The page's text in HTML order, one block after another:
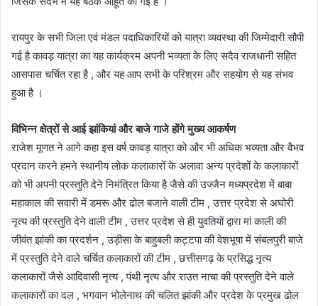
रायपुर के सभी जिला एवं मंडल पदाधिकारियों को यात्रा व्यवस्था की जिम्मेदारी सौपी
गई है कावड़ यात्रा का यह कार्यक्रम अपनी भव्यता के लिए सदैव राजधानी सहित
आसपास चर्चित रहा है , और यह आप सभी के परिश्रम और सहयोग से यह संभव
हुआ है ।
विभिन्न क्षेत्रों से आई झांकियां और बाजे गाजे होंगे मुख्य आकर्षण
राजेश मूणत ने आगे कहा इस वर्ष कावड़ यात्रा को और भी अधिक भव्यता और वैभव
प्रदान करने हमने स्थानीय लोक कलाकारों के अलावा अन्य प्रदेशों के कलाकारों
को भी अपनी प्रस्तुति देने निमंत्रित किया है जैसे की उज्जैन मध्यप्रदेश में बाबा
महाकाल की सवारी में डमरू और ढोल बजाने वाली टीम , उत्तर प्रदेश से अघोरी
नृत्य की प्रस्तुति देने वाली टीम , उत्तर प्रदेश से ही युवतियों द्वारा मां काली की
जीवंत झांकी का प्रदर्शन , उड़ीसा के बाहुबली कट्टपा की वेशभूषा में संबलपुरी बाजे
में प्रस्तुति देने वाले चर्चित कलाकारों की टीम , छत्तीसगढ़ के प्रसिद्ध नृत्य
कलाकारों जैसे आदिवासी नृत्य , पंथी नृत्य और राउत नाचा की प्रस्तुति देने वाले
कलाकारों का दल , भगवान भोलेनाथ की चलित झांकी और प्रदेश के प्रमुख ढोल